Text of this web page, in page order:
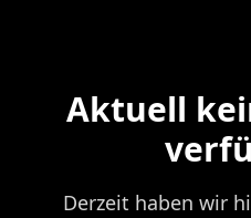
Aktuell
Derzeit haben wir